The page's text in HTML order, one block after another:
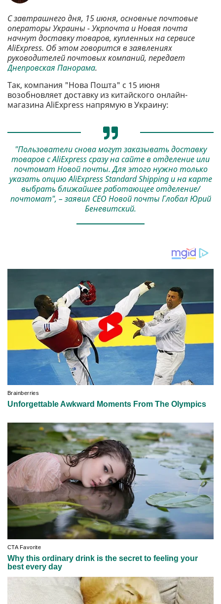
С завтрашнего дня, 15 июня, основные почтовые
операторы Украины - Укрпочта и Новая почта
начнут доставку товаров, купленных на сервисе
AliExpress. Об этом говорится в заявлениях
руководителей почтовых компаний, передает
Днепровская Панорама.
Так, компания "Нова Пошта" с 15 июня
возобновляет доставку из китайского онлайн-
магазина AliExpress напрямую в Украину:
"Пользователи снова могут заказывать доставку
товаров с AliExpress сразу на сайте в отделение или
почтомат Новой почты. Для этого нужно только
указать опцию AliExpress Standard Shipping и на карте
выбрать ближайшее работающее отделение/
почтомат", – заявил СЕО Новой почты Глобал Юрий
Беневитский.